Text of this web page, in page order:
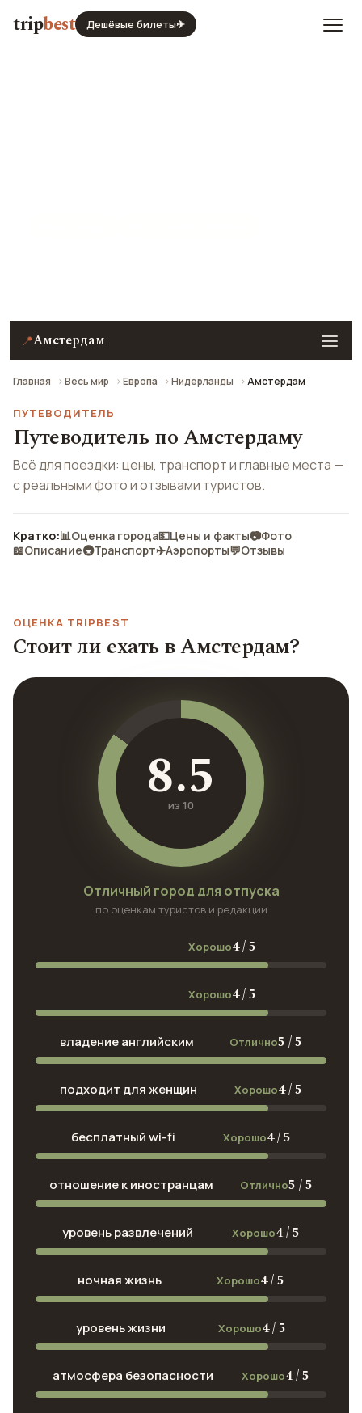
tripbest Дешёвые билеты✈
📍Амстердам
Главная Весь мир Европа Нидерланды Амстердам
ПУТЕВОДИТЕЛЬ
Путеводитель по Амстердаму
Всё для поездки: цены, транспорт и главные места —
с реальными фото и отзывами туристов.
Кратко:📊Оценка города💵Цены и факты📷Фото
📖Описание🚇Транспорт✈️Аэропорты💬Отзывы
ОЦЕНКА TRIPBEST
Стоит ли ехать в Амстердам?
8.5
из 10
Отличный город для отпуска
по оценкам туристов и редакции
Хорошо4 / 5
Хорошо4 / 5
владение английским Отлично5 / 5
подходит для женщин Хорошо4 / 5
бесплатный wi-fi Хорошо4 / 5
отношение к иностранцам Отлично5 / 5
уровень развлечений Хорошо4 / 5
ночная жизнь Хорошо4 / 5
уровень жизни Хорошо4 / 5
атмосфера безопасности Хорошо4 / 5